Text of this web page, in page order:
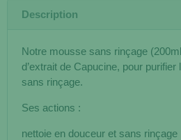
Description
Notre mousse sans rinçage
d’extrait de Capucine, pour
sans rinçage.
Ses actions :
nettoie en douceur et sans rinçage